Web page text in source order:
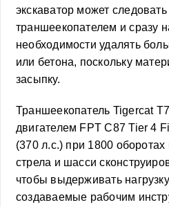
экскаватор может
траншеекопателем и сразу
необходимости удалять
или бетона, поскольку
засыпку.
Траншеекопатель Tigercat
двигателем FPT C87 Tier 4
(370 л.с.) при 1800 оборотах
стрела и шасси
чтобы выдерживать
создаваемые рабочим